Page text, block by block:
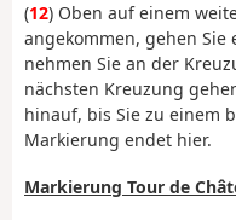
(12) Oben auf einem
angekommen, gehen
nehmen Sie an der
nächsten Kreuzung
hinauf, bis Sie zu einem
Markierung endet hier.
Markierung Tour de